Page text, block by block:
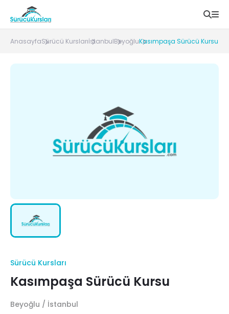
AnasayfaSürücü KurslarıİstanbulBeyoğluKasımpaşa Sürücü Kursu
Sürücü Kursları
Kasımpaşa Sürücü Kursu
Beyoğlu / İstanbul